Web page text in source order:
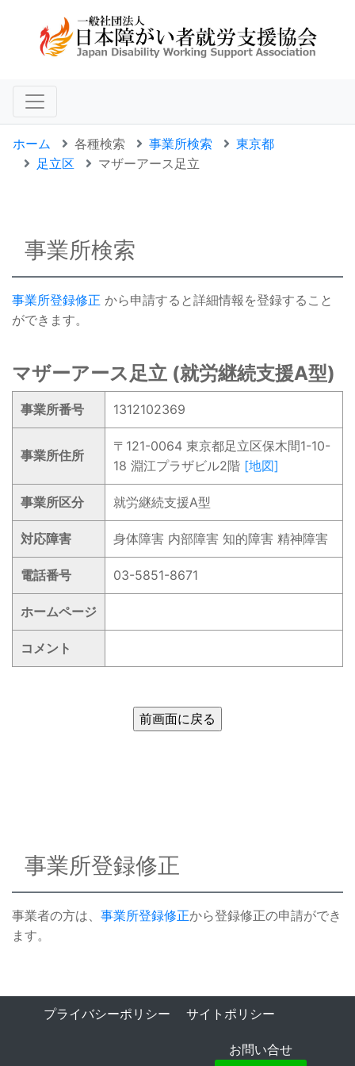
ホーム 各種検索 事業所検索
東京都
足立区
マザーアース足立
事業所検索
事業所登録修正 から申請すると詳細情報を登録すること
ができます。
マザーアース足立 (就労継続支援A型)
事業所番号 1312102369
事業所住所
〒121-0064 東京都足立区保木間1-10-
18 淵江プラザビル2階 [地図]
事業所区分 就労継続支援A型
対応障害 身体障害 内部障害 知的障害 精神障害
電話番号 03-5851-8671
ホームページ
コメント
事業所登録修正
事業者の方は、 事業所登録修正から登録修正の申請ができ
ます。
プライバシーポリシー サイトポリシー
お問い合せ